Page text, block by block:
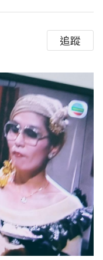
追蹤